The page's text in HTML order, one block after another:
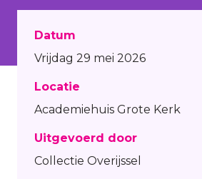
Datum
Vrijdag 29 mei 2026
Locatie
Academiehuis Grote Kerk
Uitgevoerd door
Collectie Overijssel